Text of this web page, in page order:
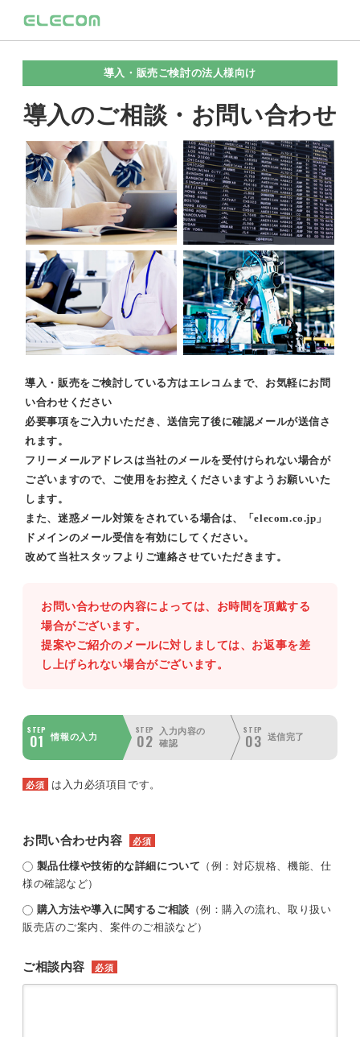
導入・販売ご検討の法人様向け
導入のご相談・お問い合わせ
導入・販売をご検討している方はエレコムまで、お気軽にお問
い合わせください
必要事項をご入力いただき、送信完了後に確認メールが送信さ
れます。
フリーメールアドレスは当社のメールを受付けられない場合が
ございますので、ご使用をお控えくださいますようお願いいた
します。
また、迷惑メール対策をされている場合は、「elecom.co.jp」
ドメインのメール受信を有効にしてください。
改めて当社スタッフよりご連絡させていただきます。
お問い合わせの内容によっては、お時間を頂戴する
場合がございます。
提案やご紹介のメールに対しましては、お返事を差
し上げられない場合がございます。
STEP
01 情報の入力
STEP
02
入力内容の
確認
STEP
03 送信完了
必須 は入力必須項目です。
お問い合わせ内容 必須
製品仕様や技術的な詳細について （例：対応規格、機能、仕
様の確認など）
購入方法や導入に関するご相談 （例：購入の流れ、取り扱い
販売店のご案内、案件のご相談など）
ご相談内容 必須